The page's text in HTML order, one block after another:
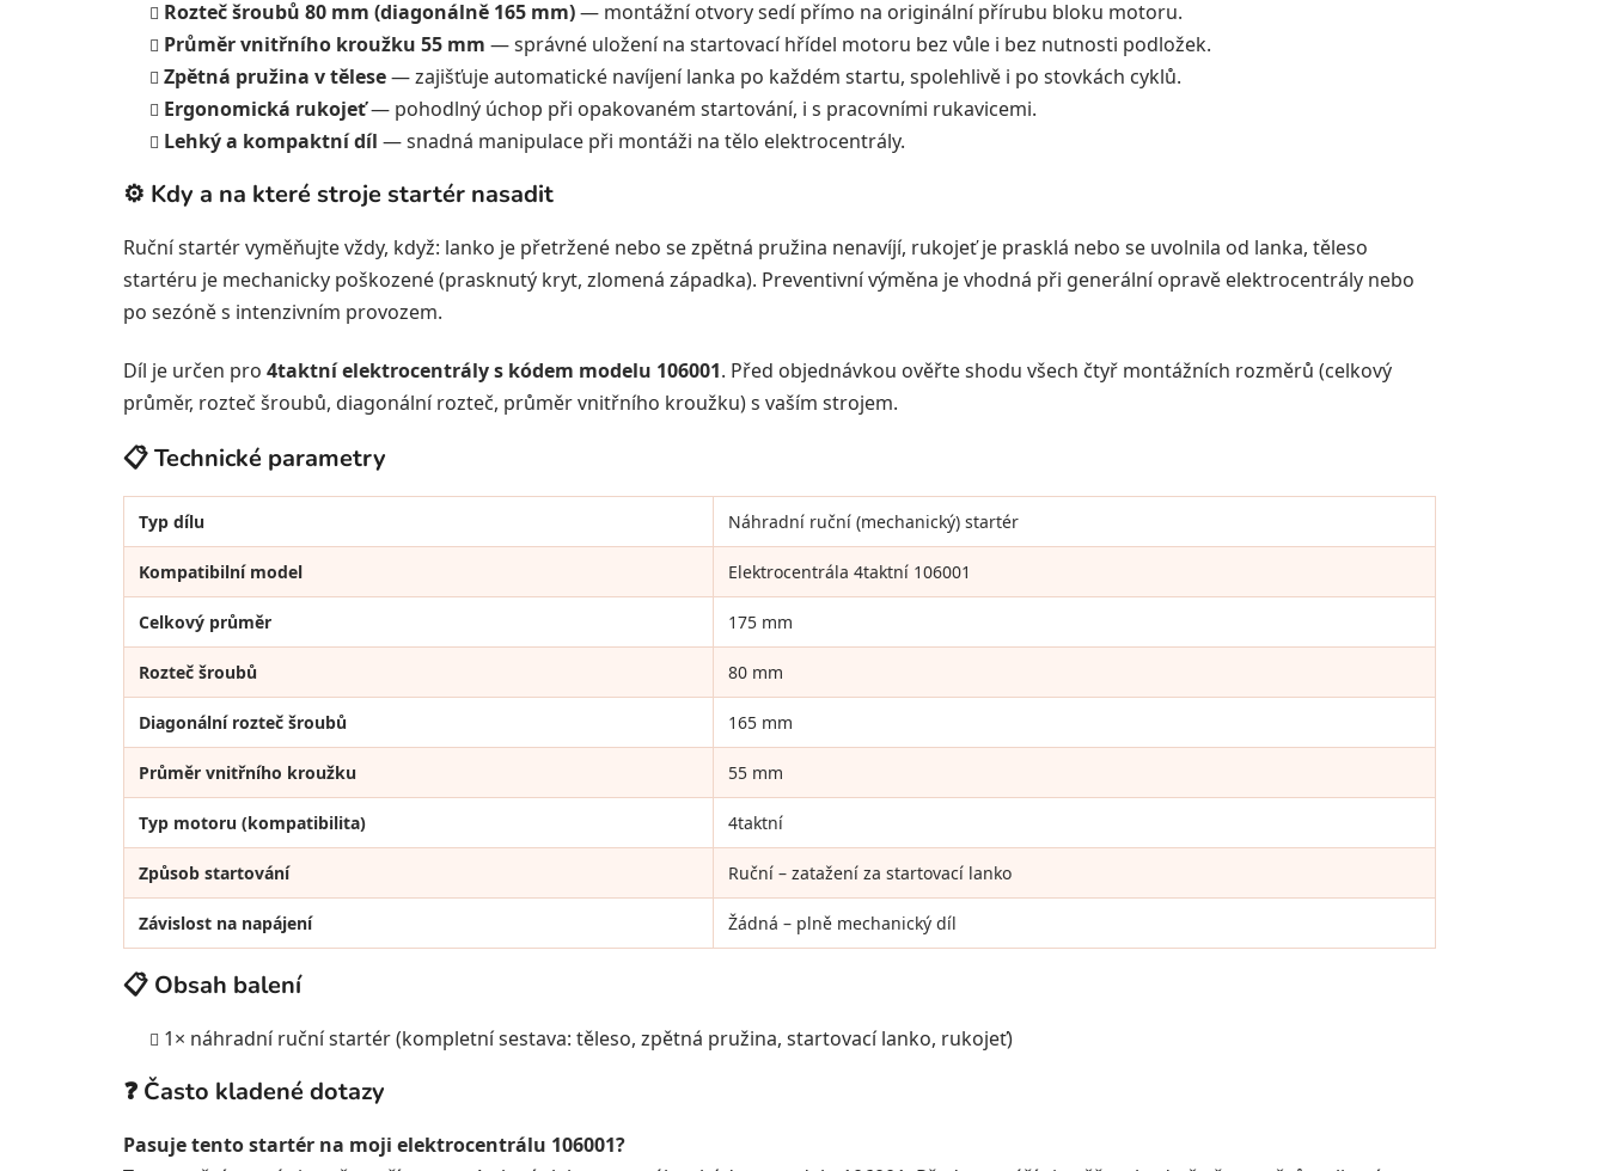
Rozteč šroubů 80 mm (diagonálně 165 mm)— montážní otvory sedí přímo na originální přírubu bloku motoru.
Průměr vnitřního kroužku 55 mm — správné uložení na startovací hřídel motoru bez vůle i bez nutnosti podložek.
Zpětná pružina v tělese— zajišťuje automatické navíjení lanka po každém startu, spolehlivě i po stovkách cyklů.
Ergonomická rukojeť— pohodlný úchop při opakovaném startování, i s pracovními rukavicemi.
Lehký a kompaktní díl — snadná manipulace při montáži na tělo elektrocentrály.
⚙️ Kdy a na které stroje startér nasadit
Ruční startér vyměňujte vždy, když: lanko je přetržené nebo se zpětná pružina nenavíjí, rukojeť je prasklá nebo se uvolnila od lanka, těleso
startéru je mechanicky poškozené (prasknutý kryt, zlomená západka). Preventivní výměna je vhodná při generální opravě elektrocentrály nebo
po sezóně s intenzivním provozem.
Díl je určen pro 4taktní elektrocentrály s kódem modelu 106001. Před objednávkou ověřte shodu všech čtyř montážních rozměrů (celkový
průměr, rozteč šroubů, diagonální rozteč, průměr vnitřního kroužku) s vaším strojem.
📋 Technické parametry
Typ dílu Náhradní ruční (mechanický) startér
Kompatibilní model Elektrocentrála 4taktní 106001
Celkový průměr 175 mm
Rozteč šroubů 80 mm
Diagonální rozteč šroubů 165 mm
Průměr vnitřního kroužku 55 mm
Typ motoru (kompatibilita) 4taktní
Způsob startování Ruční – zatažení za startovací lanko
Závislost na napájení Žádná – plně mechanický díl
📋 Obsah balení
1× náhradní ruční startér (kompletní sestava: těleso, zpětná pružina, startovací lanko, rukojeť)
❓ Často kladené dotazy
Pasuje tento startér na moji elektrocentrálu 106001?